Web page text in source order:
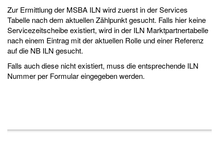
Zur Ermittlung der MSBA ILN wird zuerst in der Services
Tabelle nach dem aktuellen Zählpunkt gesucht. Falls hier keine
Servicezeitscheibe existiert, wird in der ILN Marktpartnertabelle
nach einem Eintrag mit der aktuellen Rolle und einer Referenz
auf die NB ILN gesucht.
Falls auch diese nicht existiert, muss die entsprechende ILN
Nummer per Formular eingegeben werden.